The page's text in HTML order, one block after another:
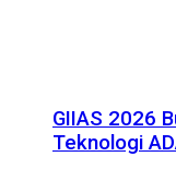
GIIAS 2026
Teknologi